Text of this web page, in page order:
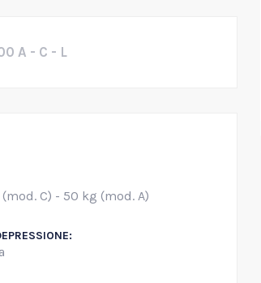
A - C - L
C) - 50 kg (mod. A)